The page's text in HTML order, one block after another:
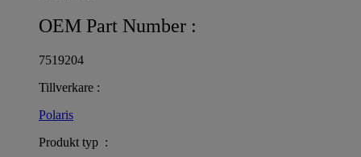
OEM Part Number :
7519204
Tillverkare :
Polaris
Produkt typ :